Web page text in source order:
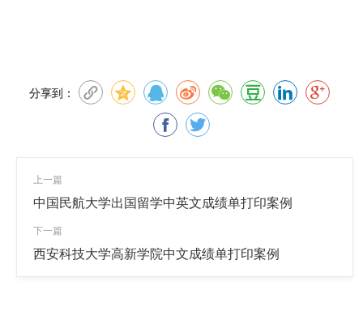
分享到：
上一篇
中国民航大学出国留学中英文成绩单打印案例
下一篇
西安科技大学高新学院中文成绩单打印案例